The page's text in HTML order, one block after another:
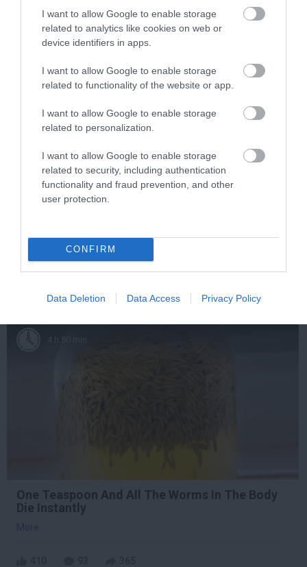
I want to allow Google to enable storage
related to analytics like cookies on web or
device identifiers in apps.
I want to allow Google to enable storage
related to functionality of the website or app.
I want to allow Google to enable storage
related to personalization.
I want to allow Google to enable storage
related to security, including authentication
functionality and fraud prevention, and other
user protection.
CONFIRM
Data Deletion Data Access Privacy Policy
One Teaspoon And All The Worms In The Body
Die Instantly
More